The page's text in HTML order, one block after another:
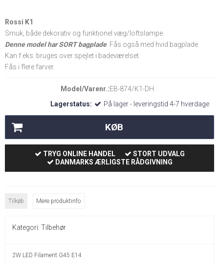
Rossi K1
Smuk, både dekorativ og funktionel væg/loftslampe.
Denne model har SORT bagplade. Fås også med hvid bagplade
Kan f.eks. bruges over spejlet i badeværelset.
Fås i flere farver.
Model/Varenr.:EB-874/K1-DH
Lagerstatus:
På lager - leveringstid 4-7 hverdage
KØB
TRYG ONLINE HANDEL
STORT UDVALG
DANMARKS ÆRLIGSTE RÅDGIVNING
Tilkøb Mere produktinfo
Kategori: Tilbehør
2W LED Filament G45 E14